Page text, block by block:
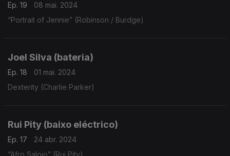
Ep. 19
08 mai. 2024
“Portrait of Jennie” (Robinson / Burdge)
Joel Silva (bateria)
Ep. 18
01 mai. 2024
Dexterity (Charlie Parker)
Rui Pity (baixo eléctrico)
Ep. 17
24 abr. 2024
“Afro Saloio” (Rui Pity)